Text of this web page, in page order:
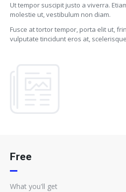
Ut tempor suscipit justo a viverra.
molestie ut, vestibulum non diam.
Fusce at tortor tempor, porta elit ut,
vulputate tincidunt eros at,
Free
What you'll get